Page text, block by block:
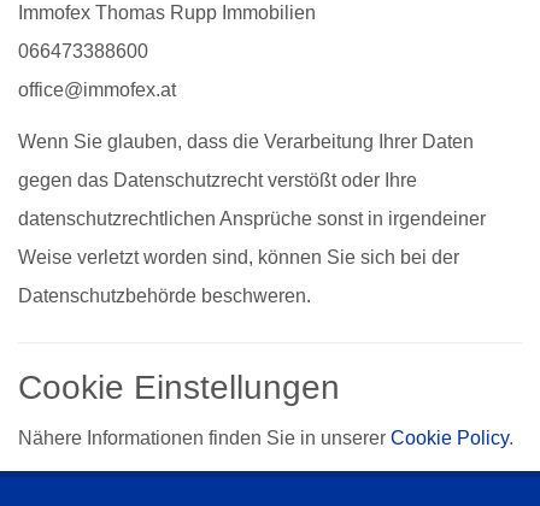
Immofex Thomas Rupp Immobilien
066473388600
office@immofex.at
Wenn Sie glauben, dass die Verarbeitung Ihrer Daten
gegen das Datenschutzrecht verstößt oder Ihre
datenschutzrechtlichen Ansprüche sonst in irgendeiner
Weise verletzt worden sind, können Sie sich bei der
Datenschutzbehörde beschweren.
Cookie Einstellungen
Nähere Informationen finden Sie in unserer Cookie Policy.